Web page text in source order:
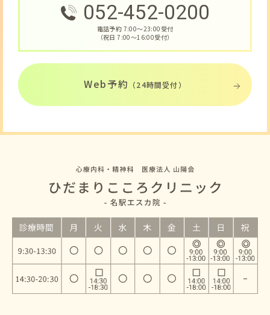
052-452-0200
電話予約 7:00〜23:00受付
（祝日 7:00〜16:00受付）
Web予約 （24時間受付）